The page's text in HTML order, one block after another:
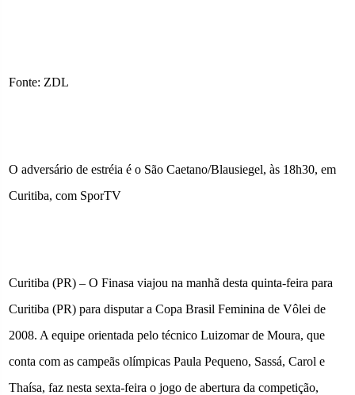
Fonte: ZDL
O adversário de estréia é o São Caetano/Blausiegel, às 18h30, em
Curitiba, com SporTV
Curitiba (PR) – O Finasa viajou na manhã desta quinta-feira para
Curitiba (PR) para disputar a Copa Brasil Feminina de Vôlei de
2008. A equipe orientada pelo técnico Luizomar de Moura, que
conta com as campeãs olímpicas Paula Pequeno, Sassá, Carol e
Thaísa, faz nesta sexta-feira o jogo de abertura da competição,